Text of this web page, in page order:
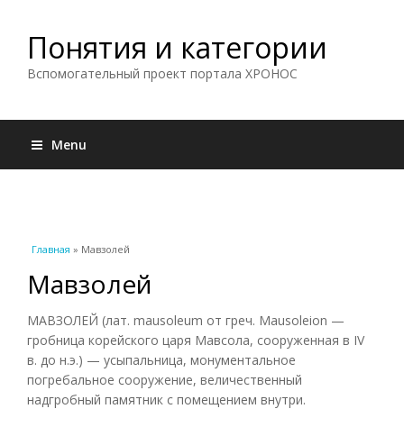
Понятия и категории
Вспомогательный проект портала ХРОНОС
Menu
Вы здесь
Главная » Мавзолей
Мавзолей
МАВЗОЛЕЙ (лат. mausoleum от греч. Mausoleion —
гробница корейского царя Мавсола, сооруженная в IV
в. до н.э.) — усыпальница, монументальное
погребальное сооружение, величественный
надгробный памятник с помещением внутри.